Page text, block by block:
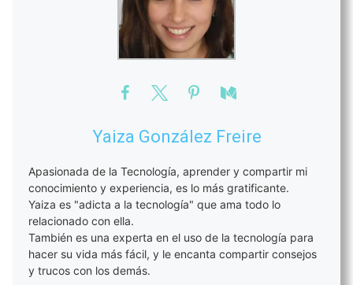
Yaiza González Freire
Apasionada de la Tecnología, aprender y compartir mi
conocimiento y experiencia, es lo más gratificante.
Yaiza es "adicta a la tecnología" que ama todo lo
relacionado con ella.
También es una experta en el uso de la tecnología para
hacer su vida más fácil, y le encanta compartir consejos
y trucos con los demás.